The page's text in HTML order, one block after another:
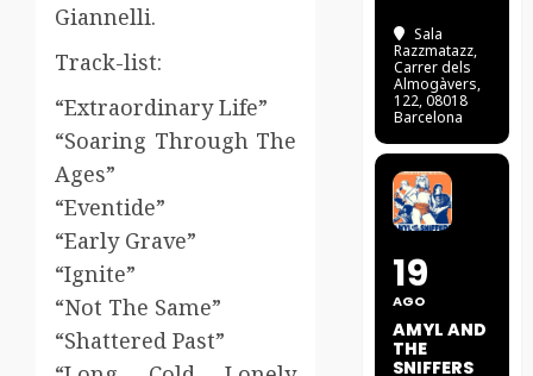
Giannelli.
Track-list:
“Extraordinary Life”
“Soaring Through The
Ages”
“Eventide”
“Early Grave”
“Ignite”
“Not The Same”
“Shattered Past”
Sala
Razzmatazz,
Carrer dels
Almogàvers,
122, 08018
Barcelona
19
AGO
AMYL AND
THE
SNIFFERS